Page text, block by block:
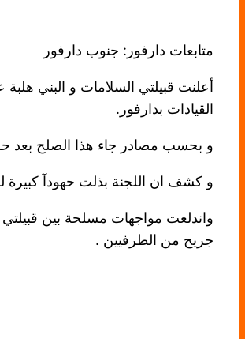
متابعات دارفور: جنوب دارفور
أعلنت قبيلتي السلامات و البني
القيادات بدارفور.
و بحسب مصادر جاء هذا الصلح بعد حرب طاحنة استمرت
و كشف ان اللجنة بذلت حهودآ كبيرة
جريح من الطرفيين .